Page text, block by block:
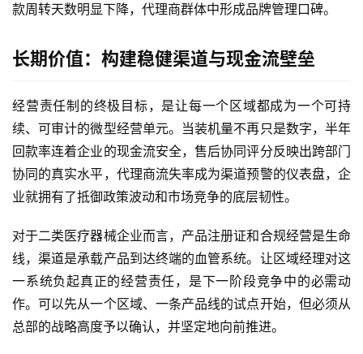
款周转天数明显下降，代理商群体中形成品牌管理口碑。
长期价值：构建稳健渠道与现金流壁垒
经营责任制的终极目标，是让每一个区域都成为一个可持
续、可审计的微型经营单元。当装机量不再只是数字，半年
回款率连着企业的现金流安全，售后协同评分反映出跨部门
协同的真实水平，代理商流失率成为渠道预警的仪表盘，企
业就拥有了抵御政策波动和市场竞争的底层韧性。
对于二类医疗器械企业而言，产品注册证和合规经营是生命
线，渠道是承载产品到达终端的血管系统。让区域经理对这
一系统负起真正的经营责任，是下一阶段竞争中的必需动
作。可以先从一个区域、一条产品线的试点开始，但必须从
总部的战略高度予以确认，并坚定地向前推进。